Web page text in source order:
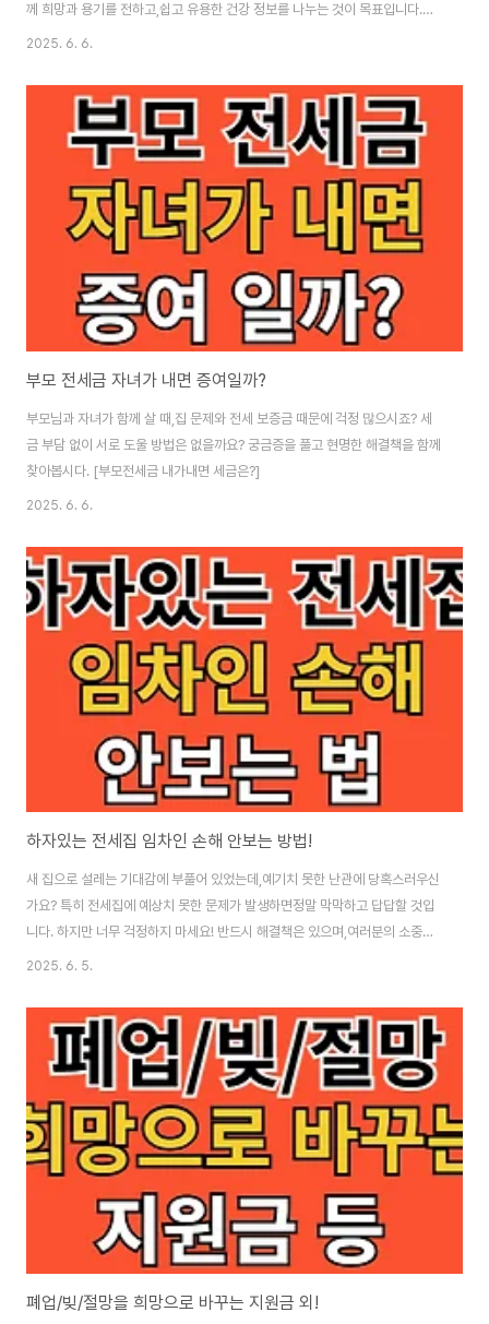
께 희망과 용기를 전하고,쉽고 유용한 건강 정보를 나누는 것이 목표입니다.
[간암/당뇨 극복비결 보기]
2025. 6. 6.
부모 전세금 자녀가 내면 증여일까?
부모님과 자녀가 함께 살 때,집 문제와 전세 보증금 때문에 걱정 많으시죠? 세
금 부담 없이 서로 도울 방법은 없을까요? 궁금증을 풀고 현명한 해결책을 함께
찾아봅시다. [부모전세금 내가내면 세금은?]
2025. 6. 6.
하자있는 전세집 임차인 손해 안보는 방법!
새 집으로 설레는 기대감에 부풀어 있었는데,예기치 못한 난관에 당혹스러우신
가요? 특히 전세집에 예상치 못한 문제가 발생하면정말 막막하고 답답할 것입
니다. 하지만 너무 걱정하지 마세요! 반드시 해결책은 있으며,여러분의 소중한
전세금도 안전하게 지킬 수 있습니다. [전세집 하자 대처방법👆]
2025. 6. 5.
폐업/빚/절망을 희망으로 바꾸는 지원금 외!